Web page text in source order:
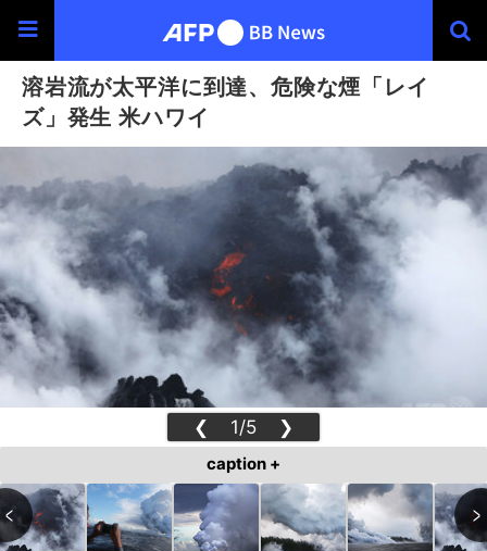
溶岩流が太平洋に到達、危険な煙「レイ
ズ」発生 米ハワイ
❮ 1/5 ❯
caption +